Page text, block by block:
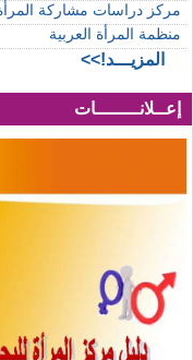
مركز دراسات مشاركة المرأة
منظمة المرأة العربية
المزيـــد!>>
إعــلانــــــــات